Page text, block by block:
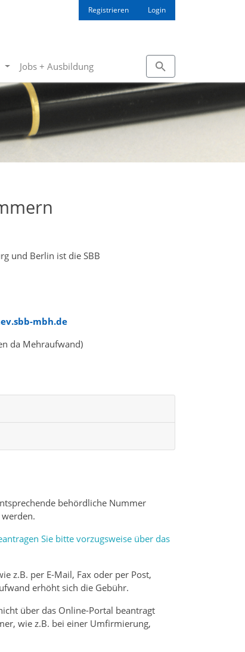
Registrieren Login
Jobs + Ausbildung
und Berlin ist die SBB
mbh.de
da Mehraufwand)
behördliche Nummer
Sie bitte vorzugsweise über das
z.B. per E-Mail, Fax oder per Post,
erhöht sich die Gebühr.
über das Online-Portal beantragt
wie z.B. bei einer Umfirmierung,